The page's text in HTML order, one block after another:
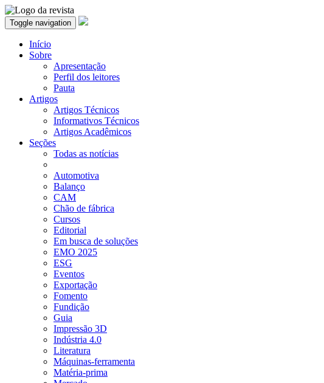
Toggle navigation
Início
Sobre
Apresentação
Perfil dos leitores
Pauta
Artigos
Artigos Técnicos
Informativos Técnicos
Artigos Acadêmicos
Seções
Todas as notícias
Automotiva
Balanço
CAM
Chão de fábrica
Cursos
Editorial
Em busca de soluções
EMO 2025
ESG
Eventos
Exportação
Fomento
Fundição
Guia
Impressão 3D
Indústria 4.0
Literatura
Máquinas-ferramenta
Matéria-prima